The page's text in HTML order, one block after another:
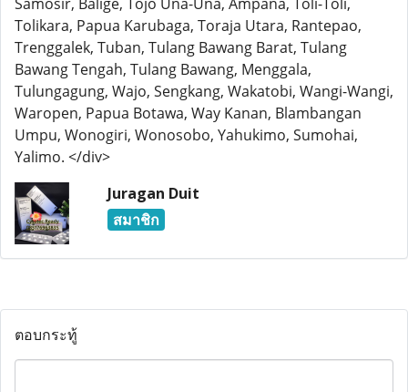
Tolikara, Papua Karubaga, Toraja Utara, Rantepao,
Trenggalek, Tuban, Tulang Bawang Barat, Tulang
Bawang Tengah, Tulang Bawang, Menggala,
Tulungagung, Wajo, Sengkang, Wakatobi, Wangi-Wangi,
Waropen, Papua Botawa, Way Kanan, Blambangan
Umpu, Wonogiri, Wonosobo, Yahukimo, Sumohai,
Yalimo. </div>
Juragan Duit
สมาชิก
ตอบกระทู้